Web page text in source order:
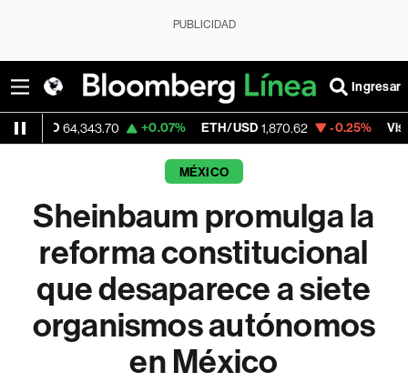
PUBLICIDAD
Ingresar
64,343.70 +0.07% ETH/USD 1,870.62 -0.25% Visa 369.59
MÉXICO
Sheinbaum promulga la
reforma constitucional
que desaparece a siete
organismos autónomos
en México